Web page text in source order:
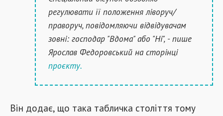
регулювати її положення ліворуч/
праворуч, повідомляючи відвідувачам
зовні: господар "Вдома" або "Ні", - пише
Ярослав Федоровський на сторінці
проєкту.
Він додає, що така табличка століття тому